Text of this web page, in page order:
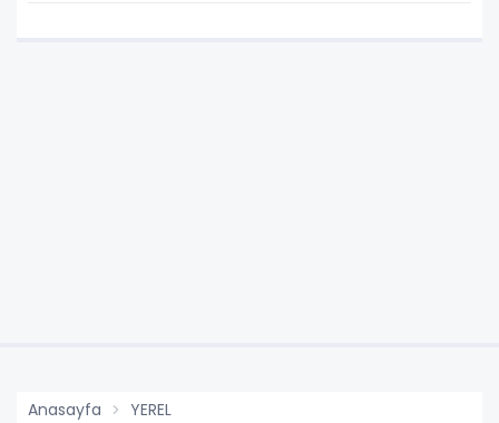
Anasayfa YEREL